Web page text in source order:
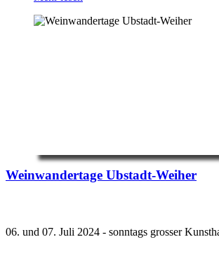
Weinwandertage Ubstadt-Weiher
06. und 07. Juli 2024 - sonntags grosser